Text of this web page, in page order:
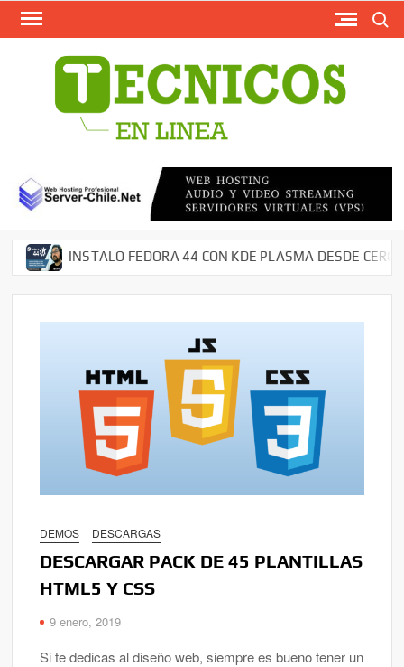
Saltar
en
INSTALO FEDORA 44 CON KDE PLASMA DESDE CERO EN
DEMOS DESCARGAS
DESCARGAR PACK DE 45 PLANTILLAS
HTML5 Y CSS
9 enero, 2019
Si te dedicas al diseño web, siempre es bueno tener un